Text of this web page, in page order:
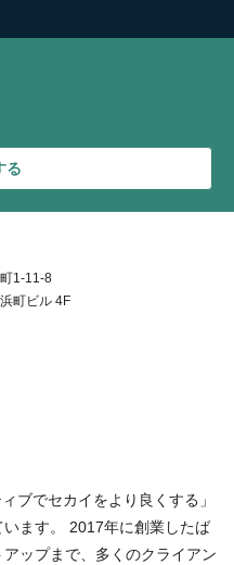
ブでセカイをより良くする」
ます。 2017年に創業したば
ップまで、多くのクライアン
る
1-11-8
町ビル 4F